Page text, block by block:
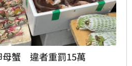
母蟹 違者重罰15萬